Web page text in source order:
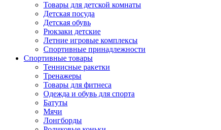
Товары для детской комнаты
Детская посуда
Детская обувь
Рюкзаки детские
Летние игровые комплексы
Спортивные принадлежности
Спортивные товары
Теннисные ракетки
Тренажеры
Товары для фитнеса
Одежда и обувь для спорта
Батуты
Мячи
Лонгборды